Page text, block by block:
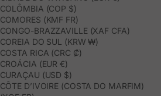
COLÔMBIA (COP $)
COMORES (KMF FR)
CONGO-BRAZZAVILLE (XAF CFA)
COREIA DO SUL (KRW ₩)
COSTA RICA (CRC ₡)
CROÁCIA (EUR €)
CURAÇAU (USD $)
CÔTE D’IVOIRE (COSTA DO MARFIM)